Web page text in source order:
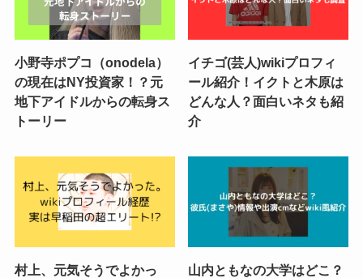
小野寺ポプコ（onodela）
の現在はNY投資家！？元
地下アイドルからの転身ス
トーリー
イチゴ(芸人)wikiプロフィ
ール紹介！イクトと木原は
どんな人？面白いネタも紹
介
村上、元気そうでよかっ
山内ともなの大学はどこ？